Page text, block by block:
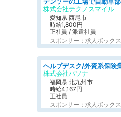
株式会社テクノスマイル
愛知県 西尾市
時給1,800円
正社員 / 派遣社員
スポンサー：求人ボックス
株式会社パソナ
福岡県 北九州市
時給4,167円
正社員
スポンサー：求人ボックス